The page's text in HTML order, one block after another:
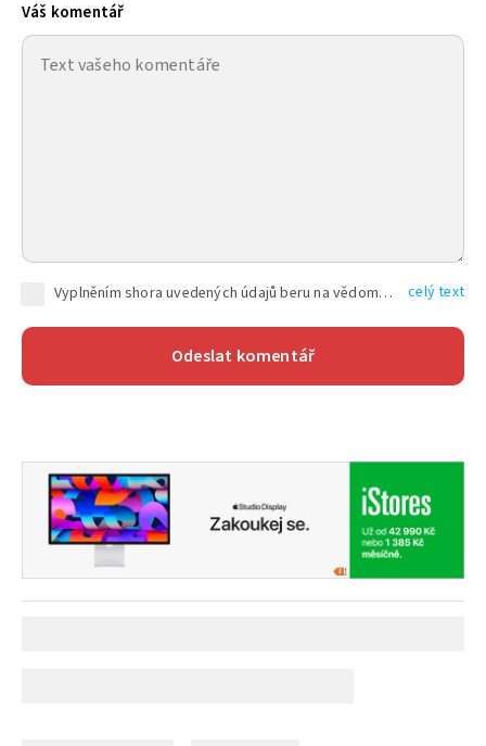
Váš komentář
Vyplněním shora uvedených údajů beru na vědomí, že společnost TEXT FACTORY s.r.o., sídlem Brno, Durďákova 336/29, Černá Pole, PSČ: 613 00, IČ: 06157831, zapsané u Krajského soudu v Brně, oddíl C, vložka 100399, bude zpracovávat mé osobní údaje uvedené v rámci mnou vyplněného registračního formuláře na základě oprávněných zájmů TEXT FACTORY s.r.o. dle čl. 6 odst. 1 písm. f) GDPR a pro splnění právních povinností (čl. 6 odst. 1 písm. c) GDPR), a to pro tyto účely: nezbytnost zajistit oprávnění návštěvníka webových stránek provozovaných společností TEXT FACTORY s.r.o. přispívat aktivně ke zveřejněným článkům nebo v rámci diskusních fór a výkon práv TEXT FACTORY s.r.o. jako administrátora těchto diskusních fór. Více informací o zpracování osobních údajů a právech lze nalézt v celý text